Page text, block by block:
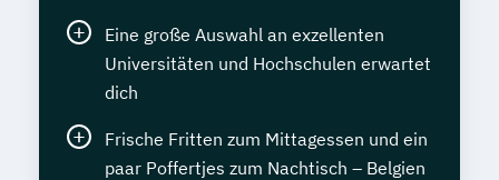
Eine große Auswahl an exzellenten
Universitäten und Hochschulen erwartet
dich
Frische Fritten zum Mittagessen und ein
paar Poffertjes zum Nachtisch – Belgien